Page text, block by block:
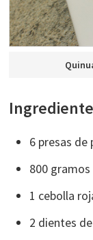
6 presas
800
1 cebolla
2 dientes